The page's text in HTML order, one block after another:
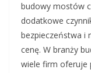
budowy mostów
dodatkowe
bezpieczeństwa i
cenę. W branży
wiele firm oferuje